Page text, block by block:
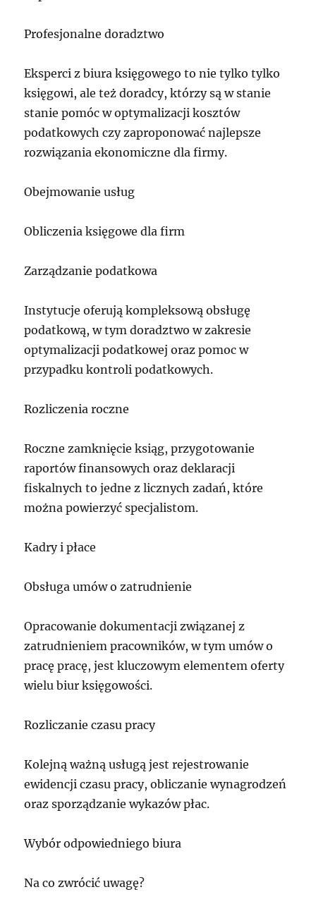
Profesjonalne doradztwo
Eksperci z biura księgowego to nie tylko tylko
księgowi, ale też doradcy, którzy są w stanie
stanie pomóc w optymalizacji kosztów
podatkowych czy zaproponować najlepsze
rozwiązania ekonomiczne dla firmy.
Obejmowanie usług
Obliczenia księgowe dla firm
Zarządzanie podatkowa
Instytucje oferują kompleksową obsługę
podatkową, w tym doradztwo w zakresie
optymalizacji podatkowej oraz pomoc w
przypadku kontroli podatkowych.
Rozliczenia roczne
Roczne zamknięcie ksiąg, przygotowanie
raportów finansowych oraz deklaracji
fiskalnych to jedne z licznych zadań, które
można powierzyć specjalistom.
Kadry i płace
Obsługa umów o zatrudnienie
Opracowanie dokumentacji związanej z
zatrudnieniem pracowników, w tym umów o
pracę pracę, jest kluczowym elementem oferty
wielu biur księgowości.
Rozliczanie czasu pracy
Kolejną ważną usługą jest rejestrowanie
ewidencji czasu pracy, obliczanie wynagrodzeń
oraz sporządzanie wykazów płac.
Wybór odpowiedniego biura
Na co zwrócić uwagę?